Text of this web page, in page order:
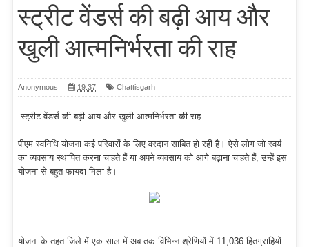
स्ट्रीट वेंडर्स की बढ़ी आय और
खुली आत्मनिर्भरता की राह
Anonymous 19:37 Chattisgarh
स्ट्रीट वेंडर्स की बढ़ी आय और खुली आत्मनिर्भरता की राह
पीएम स्वनिधि योजना कई परिवारों के लिए वरदान साबित हो रही है। ऐसे लोग जो स्वयं
का व्यवसाय स्थापित करना चाहते हैं या अपने व्यवसाय को आगे बढ़ाना चाहते हैं, उन्हें इस
योजना से बहुत फायदा मिला है।
योजना के तहत जिले में एक साल में अब तक विभिन्न श्रेणियों में 11,036 हितग्राहियों